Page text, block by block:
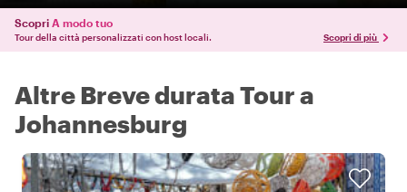
Scopri A modo tuo
Tour della città personalizzati con host locali. Scopri di più
Altre Breve durata Tour a
Johannesburg